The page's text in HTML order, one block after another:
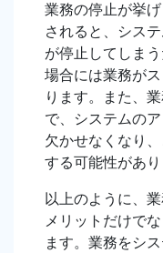
業務の停止が挙
されると、シス
が停止してしま
場合には業務が
ります。また、
で、システムの
欠かせなくなり
する可能性があり
以上のように、
メリットだけで
ます。業務をシ